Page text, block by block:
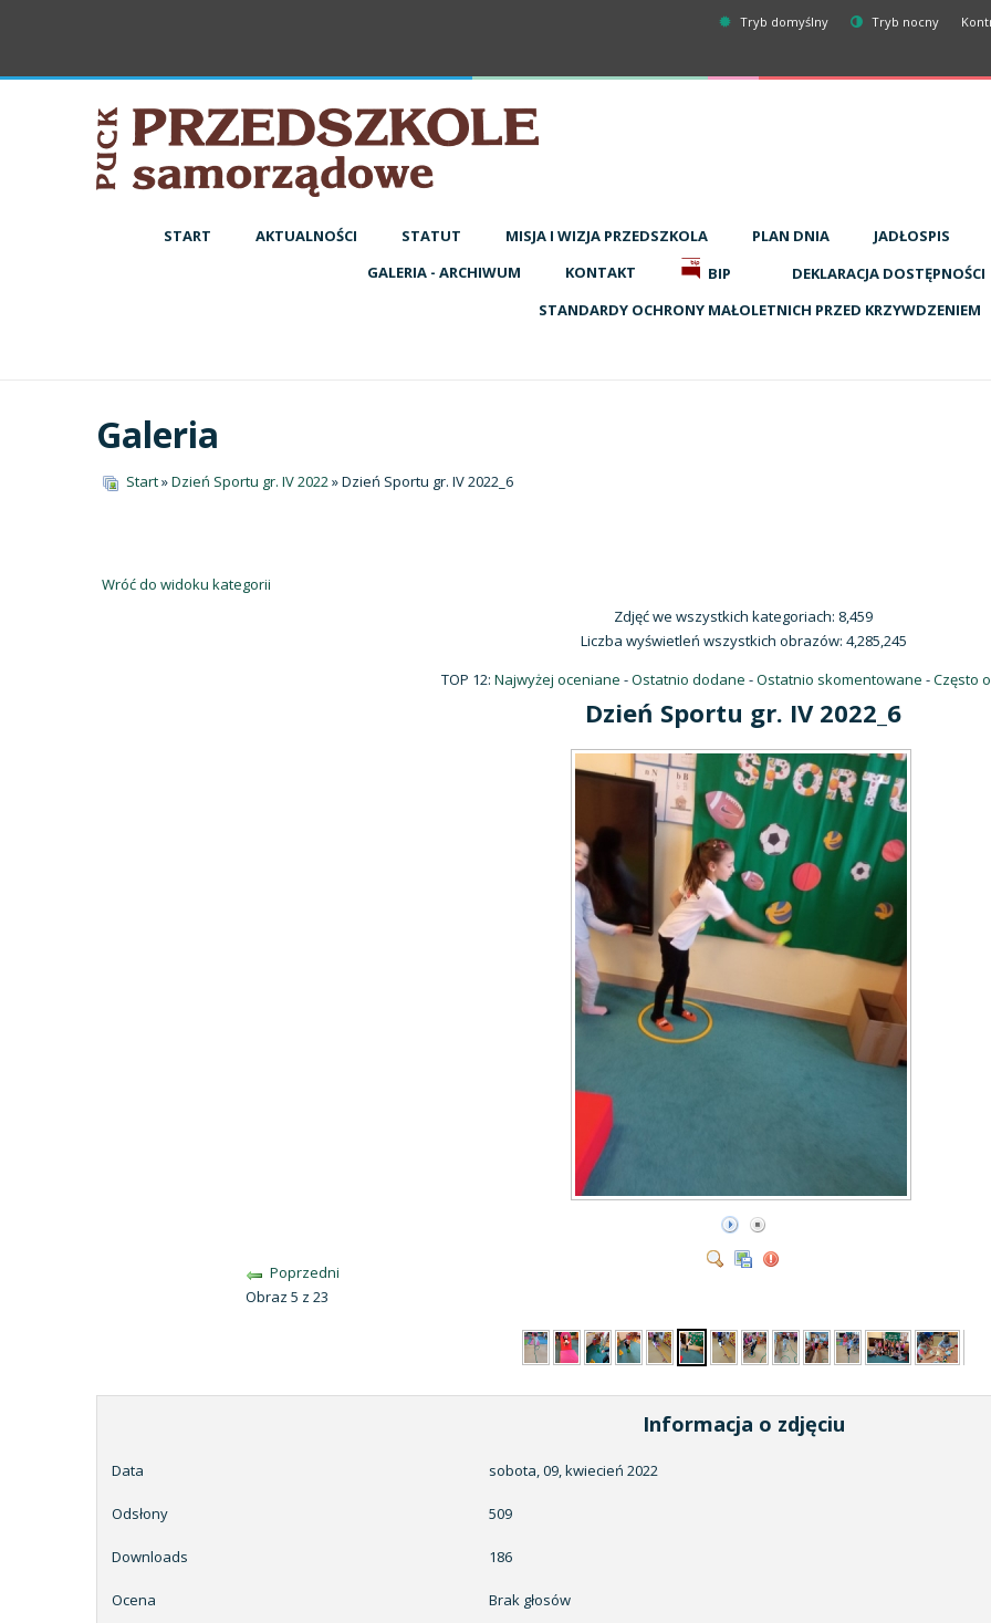
Tryb domyślny Tryb nocny
START AKTUALNOŚCI STATUT MISJA I WIZJA PRZEDSZKOLA PLAN DNIA JADŁOSPIS
GALERIA - ARCHIWUM
KONTAKT BIP DEKLARACJA DOSTĘPNOŚCI
STANDARDY OCHRONY MAŁOLETNICH PRZED KRZYWDZENIEM
Galeria
Start»Dzień Sportu gr. IV 2022» Dzień Sportu gr. IV 2022_6
Wróć do widoku kategorii
Zdjęć we wszystkich kategoriach: 8,459
Liczba wyświetleń wszystkich obrazów: 4,285,245
TOP 12: Najwyżej oceniane -Ostatnio dodane -Ostatnio skomentowane -Często
Dzień Sportu gr. IV 2022_6
Poprzedni
Obraz 5 z 23
Informacja o zdjęciu
Data sobota, 09, kwiecień 2022
Odsłony 509
Downloads 186
Ocena Brak głosów